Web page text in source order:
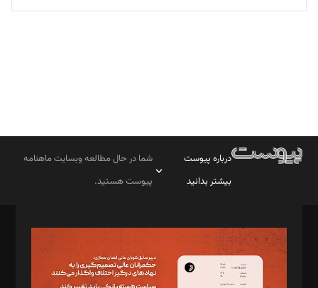
تحریریه
درباره پیوست
بیشتر بدانید
شما در حال مطالعه وبسایت ماهنامه
پیوست هستید.
مدیر مسئول: محمدباقر اثنی‌عشری
سردبیر: مهرک محمودی
دبیر تحریریه: میثم قاسمی